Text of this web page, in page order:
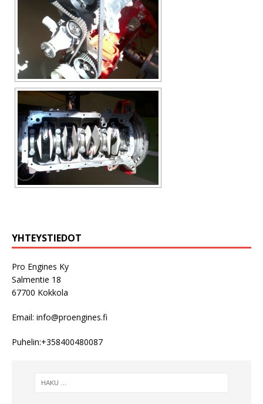
YHTEYSTIEDOT
Pro Engines Ky
Salmentie 18
67700 Kokkola
Email: info@proengines.fi
Puhelin:+358400480087